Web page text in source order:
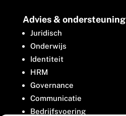
Advies & ondersteuning
Juridisch
Onderwijs
Identiteit
HRM
Governance
Communicatie
Bedrijfsvoering